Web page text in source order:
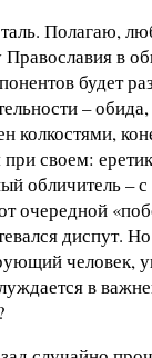
Полагаю,
Православия в
будет
–
колкостями,
своем:
обличитель –
очередной
диспут.
человек,
в